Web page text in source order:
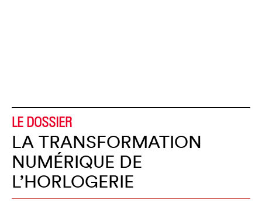
LE DOSSIER
LA TRANSFORMATION
NUMÉRIQUE DE
L’HORLOGERIE